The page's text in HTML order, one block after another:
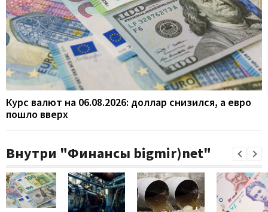
Курс валют на 06.08.2026: доллар снизился, а евро
пошло вверх
Внутри "Финансы bigmir)net"